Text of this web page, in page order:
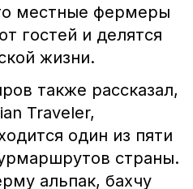
местные фермеры
гостей и делятся
жизни.
также рассказал,
Traveler,
один из пяти
страны.
альпак, бахчу